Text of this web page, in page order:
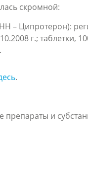
скромной:
– Ципротерон):
г.; таблетки,
.
препараты и